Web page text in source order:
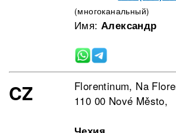
(многоканальный)
Имя: Александр
CZ
Florentinum, Na
110 00 Nové Město,